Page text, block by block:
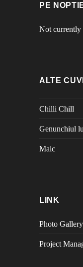
PE
Not currently
ALTE
Chilli Chill
Genunchiul
Maic
LINK
Photo Gallery
Project